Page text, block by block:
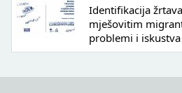
Identifikacija
mješovitim
problemi i iskustva